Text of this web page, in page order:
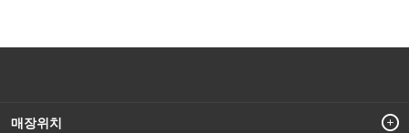
매장위치